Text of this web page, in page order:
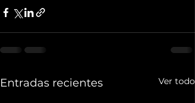
Entradas recientes Ver todo